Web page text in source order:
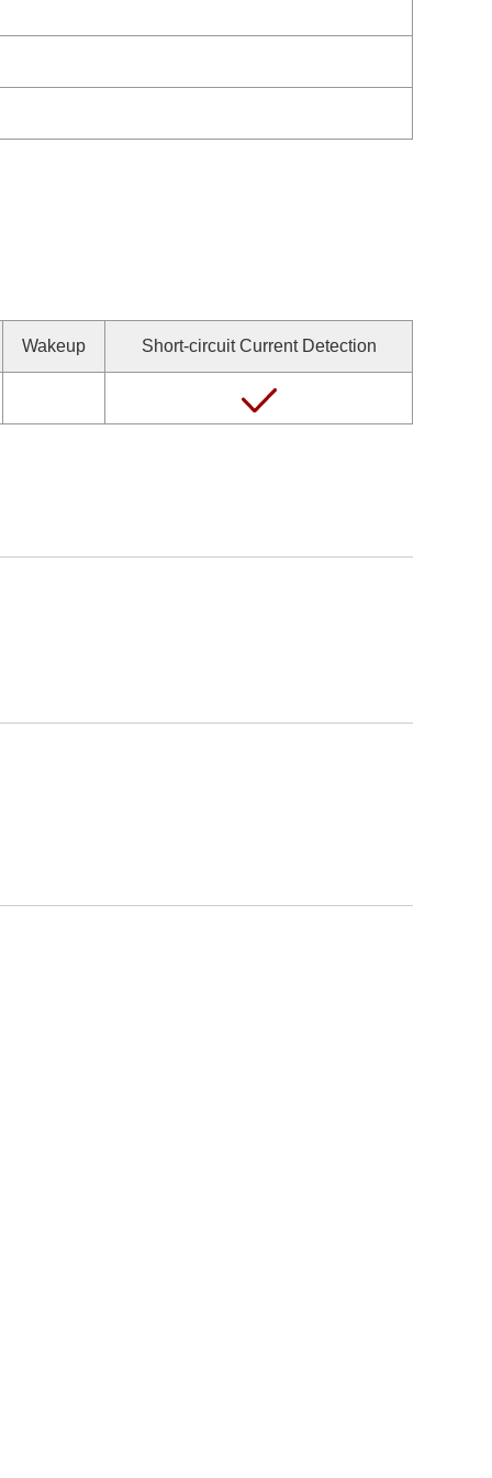
Wakeup Short-circuit Current Detection